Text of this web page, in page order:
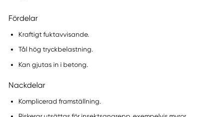
Fördelar
Kraftigt fuktavvisande.
Tål hög tryckbelastning.
Kan gjutas in i betong.
Nackdelar
Komplicerad framställning.